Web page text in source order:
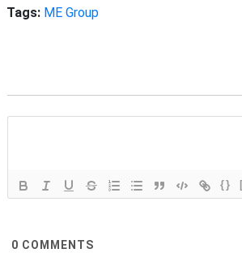
Tags: ME Group
{}
0 COMMENTS